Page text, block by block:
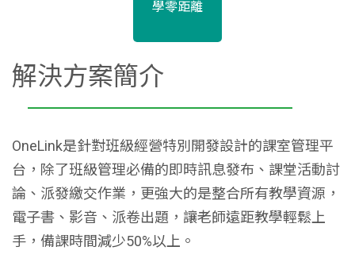
學零距離
解決方案簡介
OneLink是針對班級經營特別開發設計的課室管理平
台，除了班級管理必備的即時訊息發布、課堂活動討
論、派發繳交作業，更強大的是整合所有教學資源，
電子書、影音、派卷出題，讓老師遠距教學輕鬆上
手，備課時間減少50%以上。